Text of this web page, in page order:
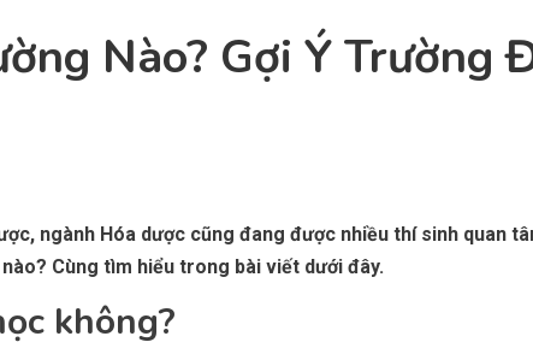
Nào? Gợi Ý Trường
ngành Hóa dược cũng đang được nhiều thí sinh quan
Cùng tìm hiểu trong bài viết dưới đây.
không?